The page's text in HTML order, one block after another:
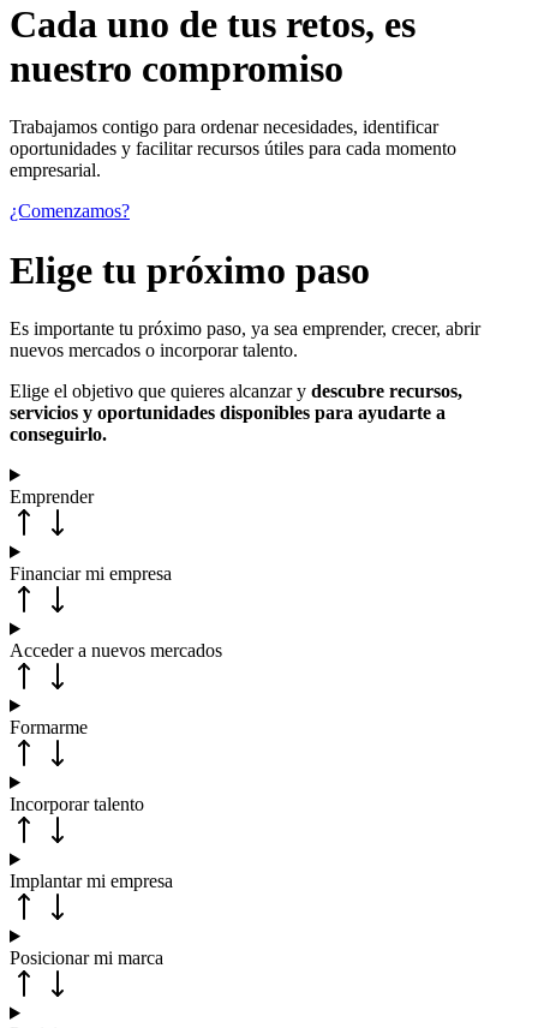
Cada uno de tus retos, es
nuestro compromiso
Trabajamos contigo para ordenar necesidades, identificar
oportunidades y facilitar recursos útiles para cada momento
empresarial.
¿Comenzamos?
Elige tu próximo paso
Es importante tu próximo paso, ya sea emprender, crecer, abrir
nuevos mercados o incorporar talento.
Elige el objetivo que quieres alcanzar y descubre recursos,
servicios y oportunidades disponibles para ayudarte a
conseguirlo.
Emprender
Financiar mi empresa
Acceder a nuevos mercados
Formarme
Incorporar talento
Implantar mi empresa
Posicionar mi marca